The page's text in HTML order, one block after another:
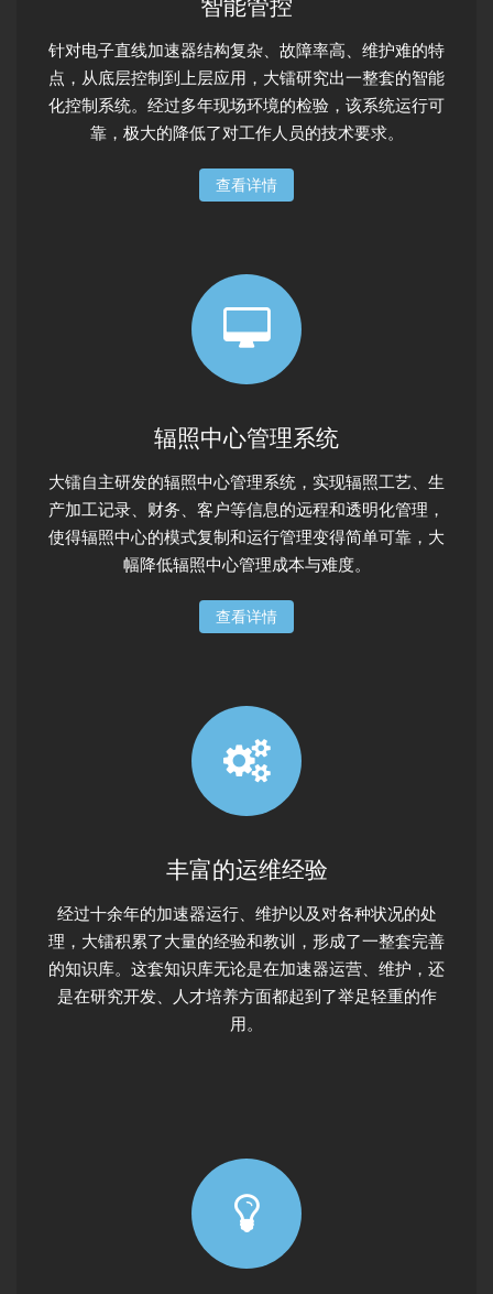
针对电子直线加速器结构复杂、故障率高、维护难的特
点，从底层控制到上层应用，大镭研究出一整套的智能
化控制系统。经过多年现场环境的检验，该系统运行可
靠，极大的降低了对工作人员的技术要求。
查看详情
辐照中心管理系统
大镭自主研发的辐照中心管理系统，实现辐照工艺、生
产加工记录、财务、客户等信息的远程和透明化管理，
使得辐照中心的模式复制和运行管理变得简单可靠，大
幅降低辐照中心管理成本与难度。
查看详情
丰富的运维经验
经过十余年的加速器运行、维护以及对各种状况的处
理，大镭积累了大量的经验和教训，形成了一整套完善
的知识库。这套知识库无论是在加速器运营、维护，还
是在研究开发、人才培养方面都起到了举足轻重的作
用。